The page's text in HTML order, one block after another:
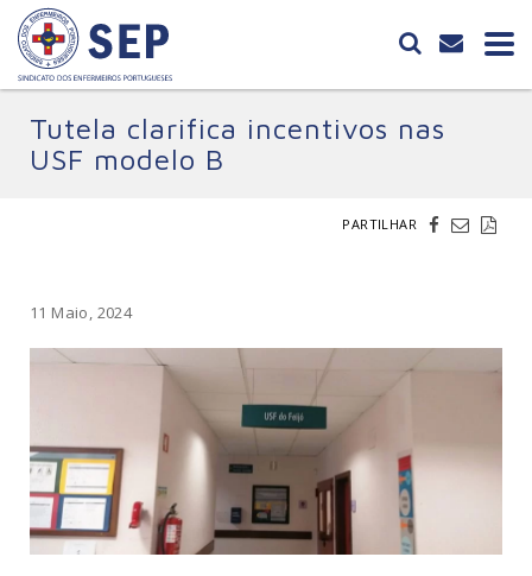
Tutela clarifica incentivos nas
USF modelo B
PARTILHAR
11 Maio, 2024